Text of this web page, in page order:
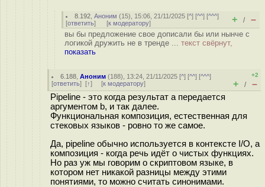
8.192 ,Аноним (15), 15:06, 21/11/2025 [^] [^^] [^^^]
[ответить] [к модератору] + / –
вы бы предложение свое дописали бы или нынче с
логикой дружить не в тренде ... текст свёрнут,
показать
6.188 ,Аноним (188), 13:24, 21/11/2025 [^] [^^] [^^^]
[ответить] [↑] [к модератору]
+2
+ / –
Pipeline - это когда результат a передается
аргументом b, и так далее.
Функциональная композиция, естественная для
стековых языков - ровно то же самое.
Да, pipeline обычно используется в контексте I/O, а
композиция - когда речь идёт о чистых функциях.
Но раз уж мы говорим о скриптовом языке, в
котором нет никакой разницы между этими
понятиями, то можно считать синонимами.